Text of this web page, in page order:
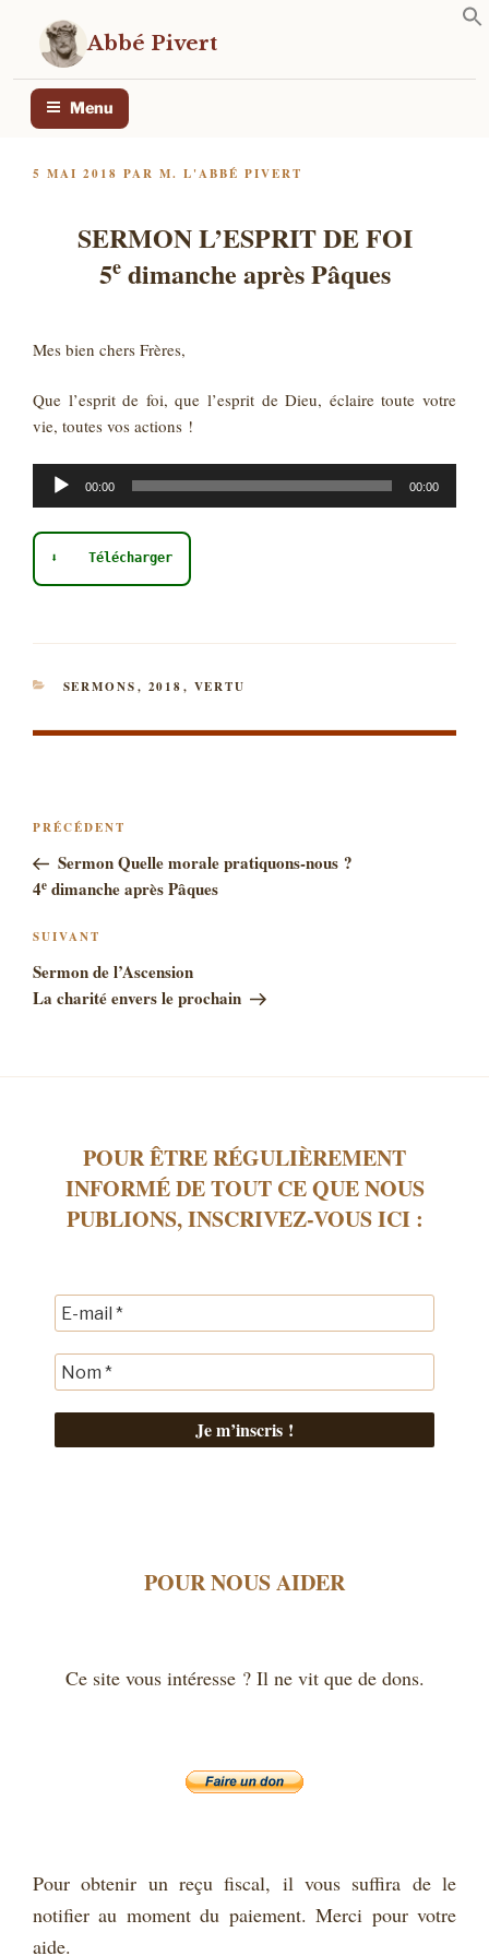
contenu
principal
Abbé Pivert
Menu
PUBLIÉ
5 MAI 2018 PAR M. L'ABBÉ PIVERT
SERMON L’ESPRIT DE FOI
5edimanche après Pâques
Mes bien chers Frères,
Que l’esprit de foi, que l’esprit de Dieu, éclaire toute votre
vie, toutes vos actions !
Lecteur
00:00 00:00
⬇ Télécharger
CATÉGORIES
SERMONS, 2018, VERTU
NAVIGATION
L’ARTICLE
Article
précédent
PRÉCÉDENT
Sermon Quelle morale pratiquons-nous ?
4e dimanche après Pâques
Article
suivant
SUIVANT
Sermon de l’Ascension
La charité envers le prochain
POUR ÊTRE RÉGULIÈREMENT
INFORMÉ DE TOUT CE QUE NOUS
PUBLIONS, INSCRIVEZ-VOUS ICI :
POUR NOUS AIDER
Ce site vous intéresse ? Il ne vit que de dons.
Pour obtenir un reçu fiscal, il vous suffira de le
notifier au moment du paiement. Merci pour votre
aide.